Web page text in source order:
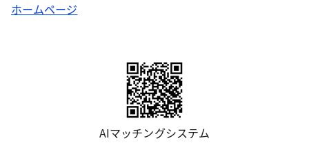
ホームページ
AIマッチングシステム